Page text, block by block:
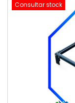
Consultar stock